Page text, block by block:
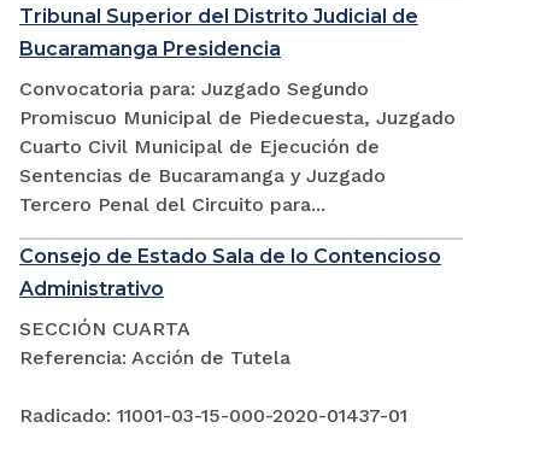
Tribunal Superior del Distrito Judicial de
Bucaramanga Presidencia
Convocatoria para: Juzgado Segundo
Promiscuo Municipal de Piedecuesta, Juzgado
Cuarto Civil Municipal de Ejecución de
Sentencias de Bucaramanga y Juzgado
Tercero Penal del Circuito para...
Consejo de Estado Sala de lo Contencioso
Administrativo
SECCIÓN CUARTA
Referencia: Acción de Tutela
Radicado: 11001-03-15-000-2020-01437-01